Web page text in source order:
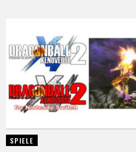
SPIELE